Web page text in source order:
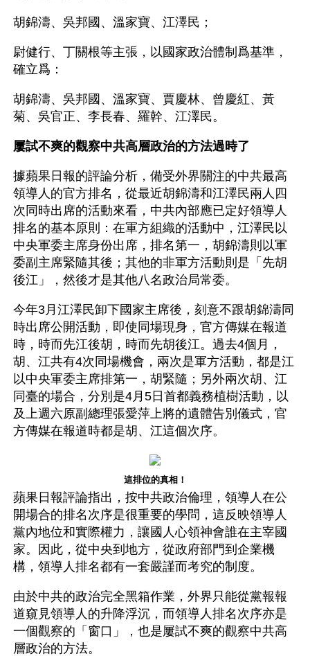
胡錦濤、吳邦國、溫家寶、江澤民；
尉健行、丁關根等主張，以國家政治體制爲基準，
確立爲：
胡錦濤、吳邦國、溫家寶、賈慶林、曾慶紅、黃
菊、吳官正、李長春、羅幹、江澤民。
屢試不爽的觀察中共高層政治的方法過時了
據蘋果日報的評論分析，備受外界關注的中共最高
領導人的官方排名，從最近胡錦濤和江澤民兩人四
次同時出席的活動來看，中共內部應已定好領導人
排名的基本原則：在軍方組織的活動中，江澤民以
中央軍委主席身份出席，排名第一，胡錦濤則以軍
委副主席緊隨其後；其他的非軍方活動則是「先胡
後江」，然後才是其他八名政治局常委。
今年3月江澤民卸下國家主席後，刻意不跟胡錦濤同
時出席公開活動，即使同場現身，官方傳媒在報道
時，時而先江後胡，時而先胡後江。過去4個月，
胡、江共有4次同場機會，兩次是軍方活動，都是江
以中央軍委主席排第一，胡緊隨；另外兩次胡、江
同臺的場合，分別是4月5日首都義務植樹活動，以
及上週六原副總理張愛萍上將的遺體告別儀式，官
方傳媒在報道時都是胡、江這個次序。
這排位的真相！
蘋果日報評論指出，按中共政治倫理，領導人在公
開場合的排名次序是很重要的學問，這反映領導人
黨內地位和實際權力，讓國人心領神會誰在主宰國
家。因此，從中央到地方，從政府部門到企業機
構，領導人排名都有一套嚴謹而考究的制度。
由於中共的政治完全黑箱作業，外界只能從黨報報
道窺見領導人的升降浮沉，而領導人排名次序亦是
一個觀察的「窗口」，也是屢試不爽的觀察中共高
層政治的方法。